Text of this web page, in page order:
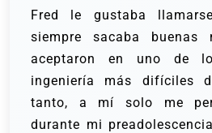
Fred le gustaba
siempre sacaba buenas
aceptaron en uno de
ingeniería más difíciles
tanto, a mí solo me
durante mi